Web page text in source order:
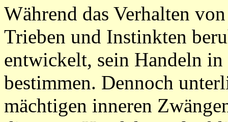
Während das Verhalten
Trieben und Instinkten
entwickelt, sein Handeln
bestimmen. Dennoch
mächtigen inneren